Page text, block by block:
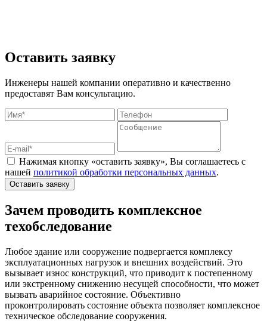
Оставить заявку
Инженеры нашей компании оперативно и качественно
предоставят Вам консультацию.
Нажимая кнопку «оставить заявку», Вы соглашаетесь с
нашей политикой обработки персональных данных.
Оставить заявку
Зачем проводить комплексное
техобследование
Любое здание или сооружение подвергается комплексу
эксплуатационных нагрузок и внешних воздействий. Это
вызывает износ конструкций, что приводит к постепенному
или экстренному снижению несущей способности, что может
вызвать аварийное состояние. Объективно
проконтролировать состояние объекта позволяет комплексное
техническое обследование сооружения.